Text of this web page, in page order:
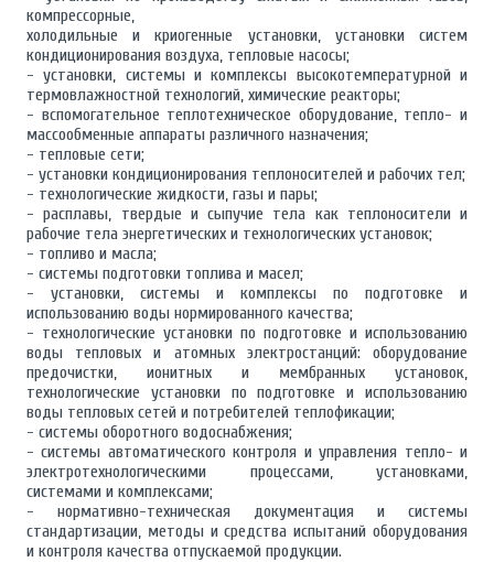
компрессорные,
холодильные и криогенные установки, установки систем
кондиционирования воздуха, тепловые насосы;
- установки, системы и комплексы высокотемпературной и
термовлажностной технологий, химические реакторы;
- вспомогательное теплотехническое оборудование, тепло- и
массообменные аппараты различного назначения;
- тепловые сети;
- установки кондиционирования теплоносителей и рабочих тел;
- технологические жидкости, газы и пары;
- расплавы, твердые и сыпучие тела как теплоносители и
рабочие тела энергетических и технологических установок;
- топливо и масла;
- системы подготовки топлива и масел;
- установки, системы и комплексы по подготовке и
использованию воды нормированного качества;
- технологические установки по подготовке и использованию
воды тепловых и атомных электростанций: оборудование
предочистки, ионитных и мембранных установок,
технологические установки по подготовке и использованию
воды тепловых сетей и потребителей теплофикации;
- системы оборотного водоснабжения;
- системы автоматического контроля и управления тепло- и
электротехнологическими процессами, установками,
системами и комплексами;
- нормативно-техническая документация и системы
стандартизации, методы и средства испытаний оборудования
и контроля качества отпускаемой продукции.